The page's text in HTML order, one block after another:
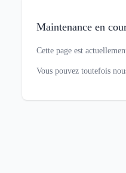
Maintenance en
Cette page est
Vous pouvez toutefois